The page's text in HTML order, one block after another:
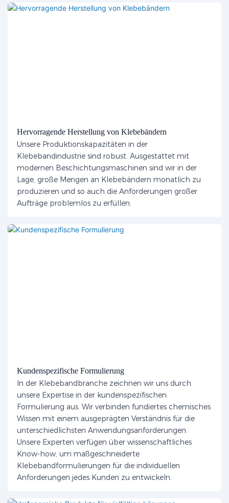
Hervorragende Herstellung von Klebebändern
Unsere Produktionskapazitäten in der
Klebebandindustrie sind robust. Ausgestattet mit
modernen Beschichtungsmaschinen sind wir in der
Lage, große Mengen an Klebebändern monatlich zu
produzieren und so auch die Anforderungen großer
Aufträge problemlos zu erfüllen.
Kundenspezifische Formulierung
In der Klebebandbranche zeichnen wir uns durch
unsere Expertise in der kundenspezifischen
Formulierung aus. Wir verbinden fundiertes chemisches
Wissen mit einem ausgeprägten Verständnis für die
unterschiedlichsten Anwendungsanforderungen.
Unsere Experten verfügen über wissenschaftliches
Know-how, um maßgeschneiderte
Klebebandformulierungen für die individuellen
Anforderungen jedes Kunden zu entwickeln.